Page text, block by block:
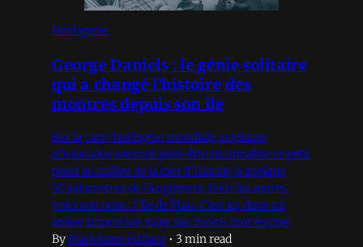
Horlogerie
George Daniels : le génie solitaire
qui a changé l’histoire des
montres depuis son île
Sur la carte horlogère mondiale, quelques
aficionados sauront peut-être reconnaître ce petit
point au milieu de la mer d’Irlande, à quelque
50 kilomètres de l’Angleterre. Pour les autres,
voici son nom : l’île de Man. C’est ici, dans un
atelier improvisé, mais pas moins tout équipé,
ByMarjolaine Hallacq • 3 min read